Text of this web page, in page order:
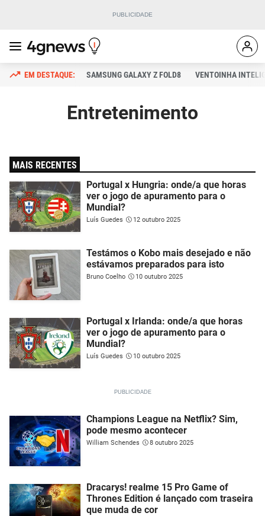
SAMSUNG GALAXY Z FOLD8 VENTOINHA
Entretenimento
MAIS RECENTES
Portugal x Hungria: onde/a que horas
ver o jogo de apuramento para o
Mundial?
Luís Guedes 12 outubro 2025
Testámos o Kobo mais desejado e não
estávamos preparados para isto
Bruno Coelho 10 outubro 2025
Portugal x Irlanda: onde/a que horas
ver o jogo de apuramento para o
Mundial?
Luís Guedes 10 outubro 2025
Champions League na Netflix? Sim,
pode mesmo acontecer
William Schendes 8 outubro 2025
Dracarys! realme 15 Pro Game of
Thrones Edition é lançado com traseira
que muda de cor